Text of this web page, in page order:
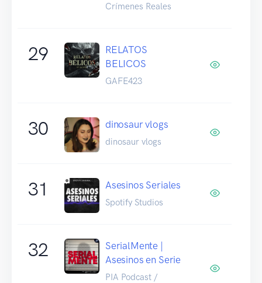
Crímenes Reales
29
RELATOS
BELICOS
GAFE423
30 dinosaur vlogs
dinosaur vlogs
31 Asesinos Seriales
Spotify Studios
32
SerialMente |
Asesinos en Serie
PIA Podcast /